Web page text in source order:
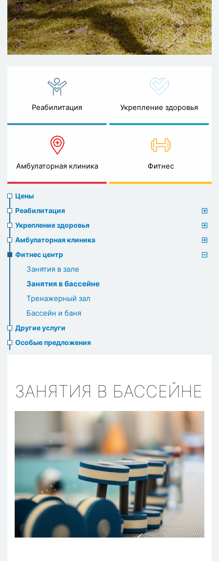
Реабилитация Укрепление здоровья
Амбулаторная клиника Фитнес
Prices
menu
Цены
Реабилитация
Укрепление здоровья
Амбулаторная клиника
Фитнес центр
Занятия в зале
Занятия в бассейне
Тренажерный зал
Бассейн и баня
Другие услуги
Особые предложения
ЗАНЯТИЯ В БАССЕЙНЕ